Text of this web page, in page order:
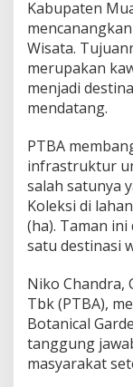
Kabupaten
Wisata.
merupakan
menjadi
mendatang.
PTBA
infrastruktur
salah satunya
Koleksi di
(ha). Taman
satu destinasi
Niko Chandra,
Tbk (PTBA),
Botanical
tanggung
masyarakat